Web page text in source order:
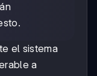
el sistema
a